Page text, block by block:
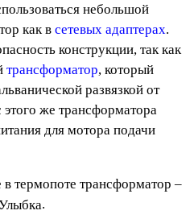
небольшой
как всетевых адаптерах.
конструкции, так как
трансформатор, который
развязкой от
этого же трансформатора
для мотора подачи
термопоте трансформатор –
.